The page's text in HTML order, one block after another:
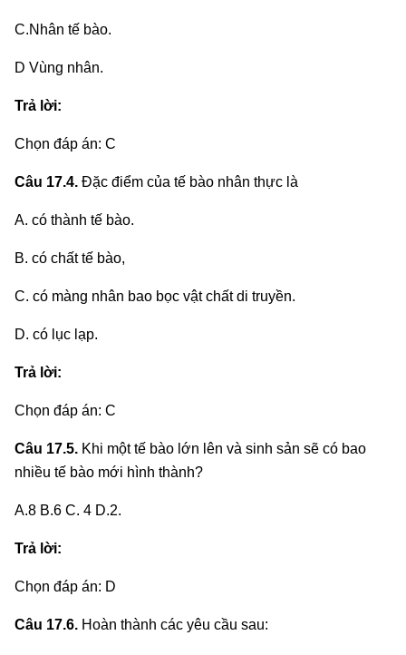
C.Nhân tế bào.
D Vùng nhân.
Trả lời:
Chọn đáp án: C
Câu 17.4. Đặc điểm của tế bào nhân thực là
A. có thành tế bào.
B. có chất tế bào,
C. có màng nhân bao bọc vật chất di truyền.
D. có lục lạp.
Trả lời:
Chọn đáp án: C
Câu 17.5. Khi một tế bào lớn lên và sinh sản sẽ có bao
nhiều tế bào mới hình thành?
A.8 B.6 C. 4 D.2.
Trả lời:
Chọn đáp án: D
Câu 17.6. Hoàn thành các yêu cầu sau: